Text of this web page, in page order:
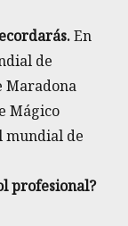
En
de
Maradona
Mágico
mundial de
profesional?